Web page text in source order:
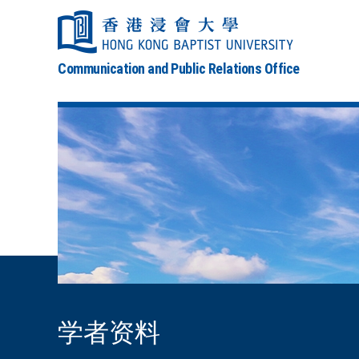
Communication and Public Relations Office
学者资料